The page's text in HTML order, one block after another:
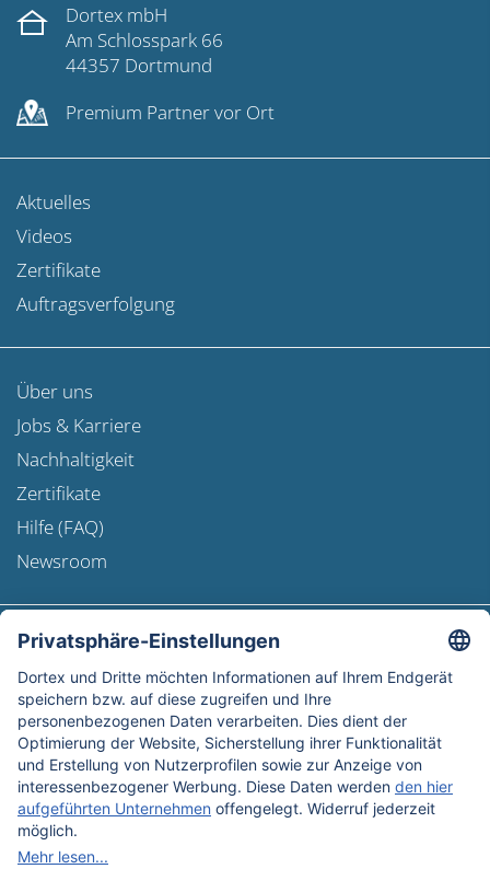
Dortex mbH
Am Schlosspark 66
44357 Dortmund
Premium Partner vor Ort
Aktuelles
Videos
Zertifikate
Auftragsverfolgung
Über uns
Jobs & Karriere
Nachhaltigkeit
Zertifikate
Hilfe (FAQ)
Newsroom
Versandinformation
Newsletter
Datenschutz
AGB
Widerrufsbelehrung
Impressum